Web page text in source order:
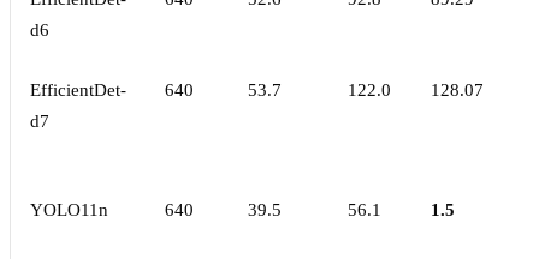
d6
EfficientDet-
d7
640 53.7 122.0 128.07
YOLO11n 640 39.5 56.1 1.5